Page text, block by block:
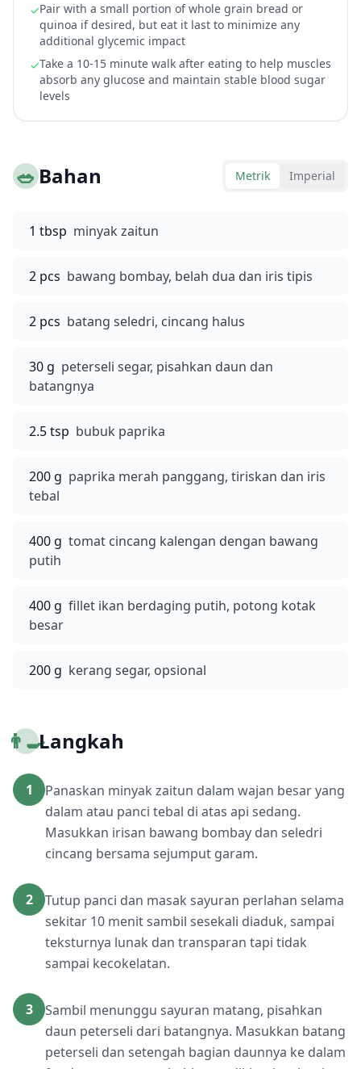
✓Pair with a small portion of whole grain bread or
quinoa if desired, but eat it last to minimize any
additional glycemic impact
✓Take a 10-15 minute walk after eating to help muscles
absorb any glucose and maintain stable blood sugar
levels
🥗Bahan Metrik Imperial
1 tbsp minyak zaitun
2 pcs bawang bombay, belah dua dan iris tipis
2 pcs batang seledri, cincang halus
30 g peterseli segar, pisahkan daun dan
batangnya
2.5 tsp bubuk paprika
200 g paprika merah panggang, tiriskan dan iris
tebal
400 g tomat cincang kalengan dengan bawang
putih
400 g fillet ikan berdaging putih, potong kotak
besar
200 g kerang segar, opsional
👨‍🍳Langkah
1
Panaskan minyak zaitun dalam wajan besar yang
dalam atau panci tebal di atas api sedang.
Masukkan irisan bawang bombay dan seledri
cincang bersama sejumput garam.
2
Tutup panci dan masak sayuran perlahan selama
sekitar 10 menit sambil sesekali diaduk, sampai
teksturnya lunak dan transparan tapi tidak
sampai kecokelatan.
3
Sambil menunggu sayuran matang, pisahkan
daun peterseli dari batangnya. Masukkan batang
peterseli dan setengah bagian daunnya ke dalam